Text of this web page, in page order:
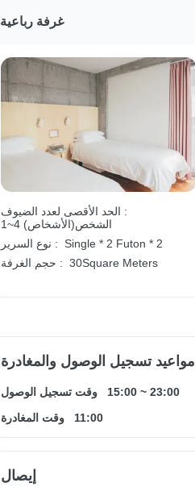
غرفة رباعية
الحد الأقصى لعدد الضيوف :
1~4 الشخص(الأشخاص)
نوع السرير :
Single * 2 Futon * 2
حجم الغرفة : 30Square Meters
مواعيد تسجيل الوصول والمغادرة
وقت تسجيل الوصول 15:00 ~ 23:00
وقت المغادرة
11:00
إيصال